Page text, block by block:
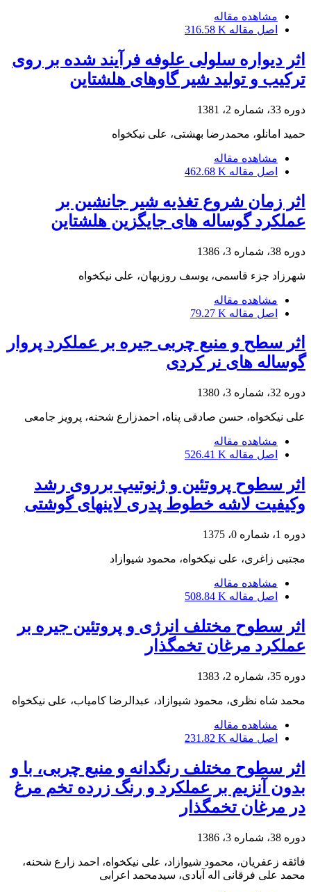
مشاهده مقاله
اصل مقاله 316.58 K
اثر دیواره سلولی علوفه فرآیند شده بر روی
ترکیب و تولید شیر گاوهای هلشتاین
دوره 33، شماره 2، 1381
حمید امانلو، محمدرضا بهشتی، علی نیکخواه
مشاهده مقاله
اصل مقاله 462.68 K
اثر زمان شروع تغذیه شیر جانشین بر
عملکرد گوساله های جایگزین هلشتاین
دوره 38، شماره 3، 1386
شهرزاد جزء قاسمی، یوسف روزبهان، علی نیکخواه
مشاهده مقاله
اصل مقاله 79.27 K
اثر سطح و منبع چربی جیره بر عملکرد پروار
گوساله های نر کردی
دوره 32، شماره 3، 1380
علی نیکخواه، حسن صادقی پناه، احمدزارع شحنه، پرویز جامعی
مشاهده مقاله
اصل مقاله 526.41 K
اثر سطوح پروتئین و ژنوتیپ برروی رشد
وکیفیت لاشه خطوط پدری لاینهای گوشتی
دوره 1، شماره 0، 1375
مجتبی زاغری، علی نیکخواه، محمود شیوازاد
مشاهده مقاله
اصل مقاله 508.84 K
اثر سطوح مختلف انرژی و پروتئین جیره بر
عملکرد مرغان تخمگذار
دوره 35، شماره 2، 1383
محمد شاه نظری، محمود شیوازاد، عبدالرضا کامیاب، علی نیکخواه
مشاهده مقاله
اصل مقاله 231.82 K
اثر سطوح مختلف رنگدانه و منبع چربی، با و
بدون آنزیم بر عملکرد و رنگ زرده تخم مرغ
در مرغان تخمگذار
دوره 38، شماره 3، 1386
فائقه زعفریان، محمود شیوازاد، علی نیکخواه، احمد زارع شحنه،
محمد علی فرقانی اله آبادی، سیدمحمد اعرابی